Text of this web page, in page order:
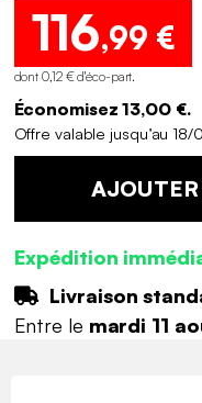
116,99 €
dont 0,12 € d'éco-part.
Économisez 13,00 €.
Offre valable jusqu’au
Expédition
Livraison
Entre le mardi 11